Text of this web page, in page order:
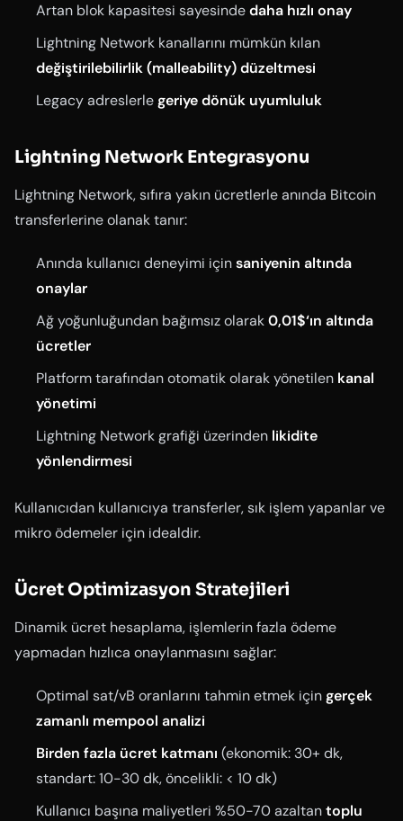
Artan blok kapasitesi sayesindedaha hızlı onay
Lightning Network kanallarını mümkün kılan
değiştirilebilirlik (malleability) düzeltmesi
Legacy adreslerlegeriye dönük uyumluluk
Lightning Network Entegrasyonu
Lightning Network, sıfıra yakın ücretlerle anında Bitcoin
transferlerine olanak tanır:
Anında kullanıcı deneyimi içinsaniyenin altında
onaylar
Ağ yoğunluğundan bağımsız olarak0,01$‘ın altında
ücretler
Platform tarafından otomatik olarak yönetilen kanal
yönetimi
Lightning Network grafiği üzerinden likidite
yönlendirmesi
Kullanıcıdan kullanıcıya transferler, sık işlem yapanlar ve
mikro ödemeler için idealdir.
Ücret Optimizasyon Stratejileri
Dinamik ücret hesaplama, işlemlerin fazla ödeme
yapmadan hızlıca onaylanmasını sağlar:
Optimal sat/vB oranlarını tahmin etmek içingerçek
zamanlı mempool analizi
Birden fazla ücret katmanı (ekonomik: 30+ dk,
standart: 10-30 dk, öncelikli: < 10 dk)
Kullanıcı başına maliyetleri %50-70 azaltantoplu